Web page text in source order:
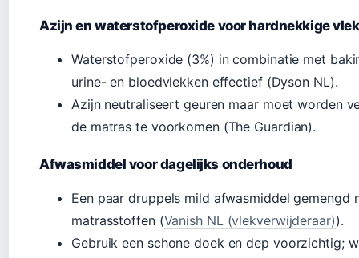
Azijn en waterstofperoxide voor hardnekkige
Waterstofperoxide (3%) in combinatie met
urine- en bloedvlekken effectief (Dyson NL).
Azijn neutraliseert geuren maar moet worden
de matras te voorkomen (The Guardian).
Afwasmiddel voor dagelijks onderhoud
Een paar druppels mild afwasmiddel
matrasstoffen (Vanish NL (vlekverwijderaar)).
Gebruik een schone doek en dep voorzichtig;